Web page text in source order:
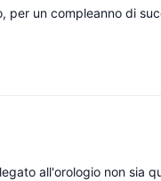
per un compleanno di
all'orologio non sia